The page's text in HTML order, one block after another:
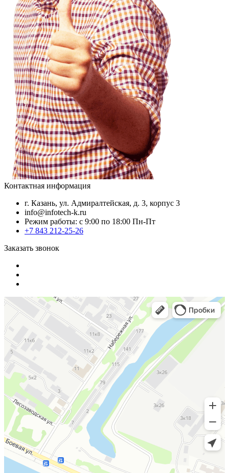
Контактная информация
г. Казань, ул. Адмиралтейская, д. 3, корпус 3
info@infotech-k.ru
Режим работы: с 9:00 по 18:00 Пн-Пт
+7 843 212-25-26
Заказать звонок